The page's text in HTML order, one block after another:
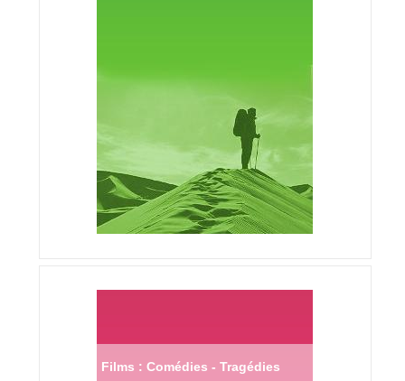
Films : Comédies - Tragédies